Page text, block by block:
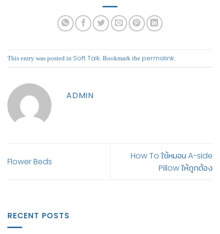
This entry was posted in Soft Talk . Bookmark the permalink
ADMIN
Flower Beds
How To ใช้หมอน A-side
Pillow ให้ถูกต้อง
RECENT POSTS